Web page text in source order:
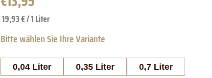
19,93 € / 1 Liter
0,04 Liter 0,35 Liter 0,7 Liter